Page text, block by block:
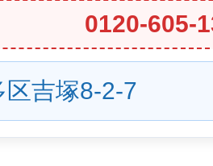
0120-605-
吉塚8-2-7